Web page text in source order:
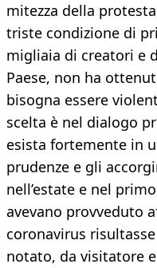
mitezza della
triste condizione di
migliaia di creatori e
Paese, non ha
bisogna essere
scelta è nel dialogo
esista fortemente in
prudenze e gli
nell’estate e nel
avevano provveduto
coronavirus
notato, da visitatore